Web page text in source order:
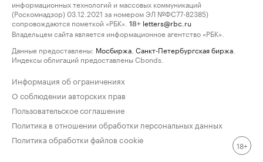
информационных технологий и массовых коммуникаций
(Роскомнадзор) 03.12.2021 за номером ЭЛ №ФС77-82385)
сопровождаются пометкой «РБК».
18+ letters@rbc.ru
Владельцем сайта является информационное агентство «РБК».
Данные предоставлены: Мосбиржа Санкт-Петербургская биржа
Индексы облигаций предоставлены Cbonds.
Информация об ограничениях
О соблюдении авторских прав
Пользовательское соглашение
Политика в отношении обработки персональных данных
Политика обработки файлов cookie
18+